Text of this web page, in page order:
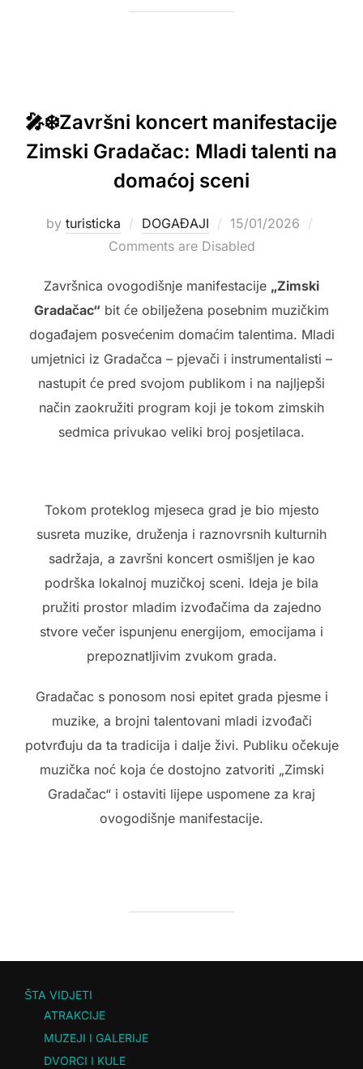
🎤❄️Završni koncert manifestacije
Zimski Gradačac: Mladi talenti na
domaćoj sceni
by turisticka DOGAĐAJI
Posted
on
15/01/2026
Comments are Disabled
Završnica ovogodišnje manifestacije „Zimski
Gradačac“ bit će obilježena posebnim muzičkim
događajem posvećenim domaćim talentima. Mladi
umjetnici iz Gradačca – pjevači i instrumentalisti –
nastupit će pred svojom publikom i na najljepši
način zaokružiti program koji je tokom zimskih
sedmica privukao veliki broj posjetilaca.
Tokom proteklog mjeseca grad je bio mjesto
susreta muzike, druženja i raznovrsnih kulturnih
sadržaja, a završni koncert osmišljen je kao
podrška lokalnoj muzičkoj sceni. Ideja je bila
pružiti prostor mladim izvođačima da zajedno
stvore večer ispunjenu energijom, emocijama i
prepoznatljivim zvukom grada.
Gradačac s ponosom nosi epitet grada pjesme i
muzike, a brojni talentovani mladi izvođači
potvrđuju da ta tradicija i dalje živi. Publiku očekuje
muzička noć koja će dostojno zatvoriti „Zimski
Gradačac“ i ostaviti lijepe uspomene za kraj
ovogodišnje manifestacije.
ŠTA VIDJETI
ATRAKCIJE
MUZEJI I GALERIJE
DVORCI I KULE